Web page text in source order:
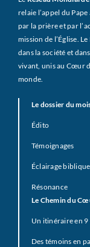
relaie l’appel du
par la prière et par
mission de l’Église.
dans la société et
vivant, unis au Cœur
monde.
Le dossier du
Édito
Témoignages
Éclairage biblique
Résonance
Le Chemin du
Un itinéraire en 9
Des témoins en